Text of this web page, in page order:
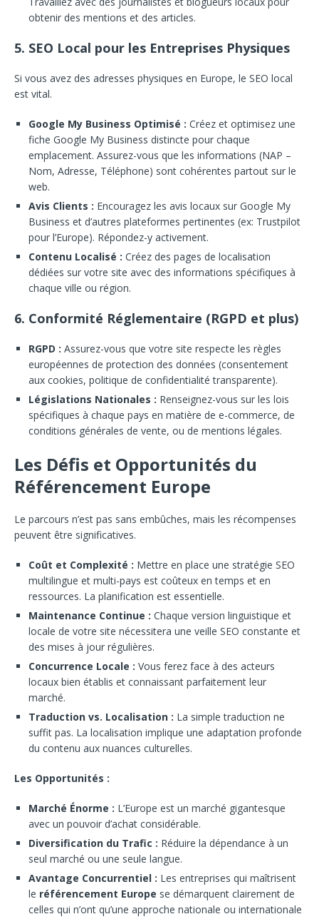
obtenir des mentions et des articles.
5. SEO Local pour les Entreprises Physiques
Si vous avez des adresses physiques en Europe, le SEO local
est vital.
Google My Business Optimisé : Créez et optimisez une
fiche Google My Business distincte pour chaque
emplacement. Assurez-vous que les informations (NAP –
Nom, Adresse, Téléphone) sont cohérentes partout sur le
web.
Avis Clients : Encouragez les avis locaux sur Google My
Business et d’autres plateformes pertinentes (ex: Trustpilot
pour l’Europe). Répondez-y activement.
Contenu Localisé : Créez des pages de localisation
dédiées sur votre site avec des informations spécifiques à
chaque ville ou région.
6. Conformité Réglementaire (RGPD et plus)
RGPD : Assurez-vous que votre site respecte les règles
européennes de protection des données (consentement
aux cookies, politique de confidentialité transparente).
Législations Nationales : Renseignez-vous sur les lois
spécifiques à chaque pays en matière de e-commerce, de
conditions générales de vente, ou de mentions légales.
Les Défis et Opportunités du
Référencement Europe
Le parcours n’est pas sans embûches, mais les récompenses
peuvent être significatives.
Coût et Complexité : Mettre en place une stratégie SEO
multilingue et multi-pays est coûteux en temps et en
ressources. La planification est essentielle.
Maintenance Continue : Chaque version linguistique et
locale de votre site nécessitera une veille SEO constante et
des mises à jour régulières.
Concurrence Locale : Vous ferez face à des acteurs
locaux bien établis et connaissant parfaitement leur
marché.
Traduction vs. Localisation : La simple traduction ne
suffit pas. La localisation implique une adaptation profonde
du contenu aux nuances culturelles.
Les Opportunités :
Marché Énorme : L’Europe est un marché gigantesque
avec un pouvoir d’achat considérable.
Diversification du Trafic : Réduire la dépendance à un
seul marché ou une seule langue.
Avantage Concurrentiel : Les entreprises qui maîtrisent
le référencement Europe se démarquent clairement de
celles qui n’ont qu’une approche nationale ou internationale